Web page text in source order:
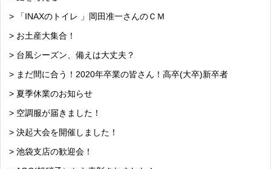
> 「INAXのトイレ 」岡田准一さんのＣＭ
> お土産大集合！
> 台風シーズン、備えは大丈夫？
> まだ間に合う！2020年卒業の皆さん！高卒(大卒)新卒者
> 夏季休業のお知らせ
> 空調服が届きました！
> 決起大会を開催しました！
> 池袋支店の歓迎会！